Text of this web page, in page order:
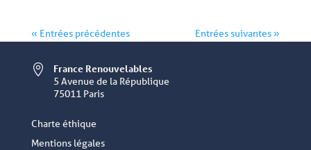
« Entrées précédentes Entrées suivantes »
 France Renouvelables
5 Avenue de la République
75011 Paris
Charte éthique
Mentions légales